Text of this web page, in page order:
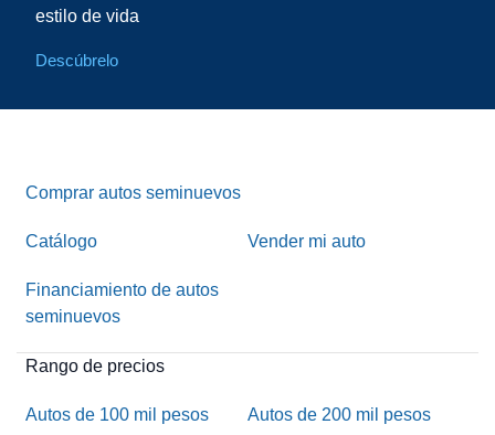
estilo de vida
Descúbrelo
Comprar autos seminuevos
Catálogo Vender mi auto
Financiamiento de autos
seminuevos
Rango de precios
Autos de 100 mil pesos Autos de 200 mil pesos